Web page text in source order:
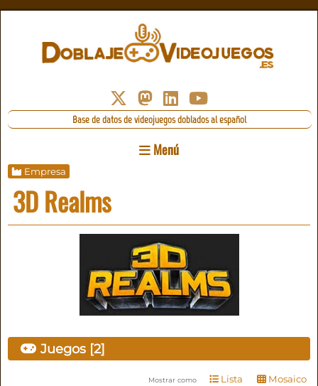
Base de datos de videojuegos doblados al español
Menú
Empresa
3D Realms
Juegos [2]
Mostrar como Lista Mosaico